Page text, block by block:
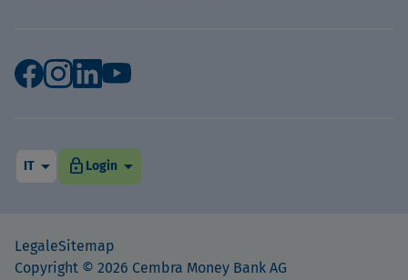
arrow_drop_down
IT arrow_drop_down
Login
lock
LegaleSitemap
Copyright © 2026 Cembra Money Bank AG